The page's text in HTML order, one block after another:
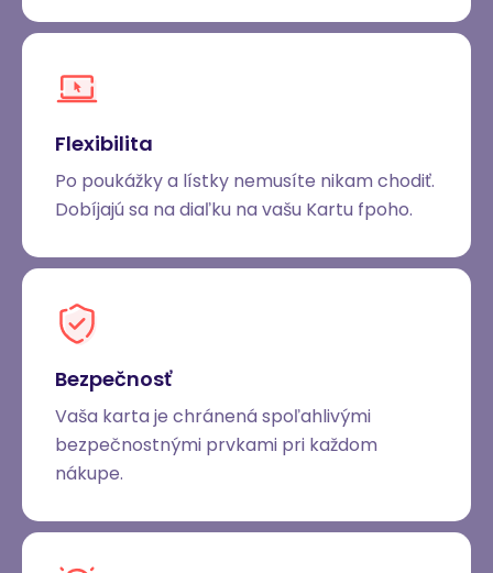
Flexibilita
Po poukážky a lístky nemusíte nikam chodiť.
Dobíjajú sa na diaľku na vašu Kartu fpoho.
Bezpečnosť
Vaša karta je chránená spoľahlivými
bezpečnostnými prvkami pri každom
nákupe.